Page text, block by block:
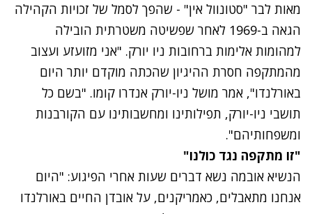
מאות לבר "סטונוול אין" - שהפך לסמל של זכויות הקהילה
הגאה ב-1969 לאחר שפשיטה משטרתית הובילה
למהומות אלימות ברחובות ניו יורק. "אני מזועזע ועצוב
מהמתקפה חסרת ההיגיון שהכתה מוקדם יותר היום
באורלנדו", אמר מושל ניו-יורק אנדרו קומו. "בשם כל
תושבי ניו-יורק, תפילותינו ומחשבותינו עם הקורבנות
ומשפחותיהם".
נסה שוב
"זו מתקפה נגד כולנו"
הנשיא אובמה נשא דברים שעות אחרי הפיגוע: "היום
אנחנו מתאבלים, כאמריקנים, על אובדן החיים באורלנדו